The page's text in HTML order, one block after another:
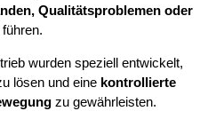
Qualitätsproblemen oder
führen.
wurden speziell entwickelt,
lösen und eine kontrollierte
zu gewährleisten.